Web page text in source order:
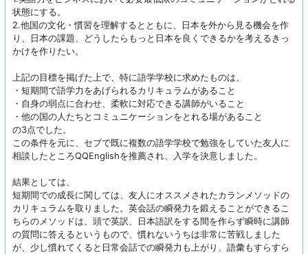
状態にする。
2.他国の文化・慣習を理解するとともに、日本を外から見る機会を作
り、日本の課題、どうしたらもっと日本を良くできるかを考えるきっ
かけを作りたい。
上記の目標を掲げた上で、特に語学学校に求めたものは、
・短期間で語学力をあげられるカリキュラムがあること
・自身の弱点に合わせ、柔軟に対応できる講師がいること
・他の国の人たちとコミュニケーションをとれる場があること
の3点でした。
この条件を元に、セブで既に複数の語学学校で勉強をしていた友人に
相談したところQQEnglishを推薦され、入学を決意しました。
結果としては、
短期間での成長に関しては、友人にオススメされたカランメソッドの
カリキュラムを取りました。英会話の瞬発力を鍛えることができるこ
ちらのメソッドは、頭で英訳、日本語訳をする間を作らず瞬時に講師
の質問に答えるというもので、慣れないうちは非常に苦戦しました
が、少し慣れてくると日常会話での瞬発力も上がり、語彙もすらすら